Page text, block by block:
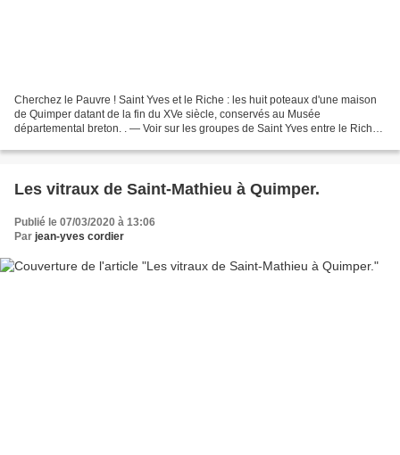
Cherchez le Pauvre ! Saint Yves et le Riche : les huit poteaux d'une maison
de Quimper datant de la fin du XVe siècle, conservés au Musée
départemental breton. . — Voir sur les groupes de Saint Yves entre le Riche
Les vitraux de Saint-Mathieu à Quimper.
Publié le 07/03/2020 à 13:06
Par jean-yves cordier